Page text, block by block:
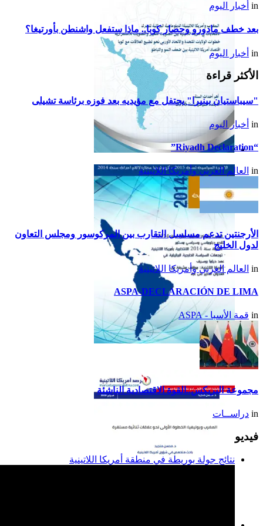
تقرير أمريكا اللاتينية لسنة
2015
تقرير أمريكا اللاتينية لسنة
2014
in أخبار اليوم
بعد خطف مادورو وحصار كوبا.. ماذا ستفعل واشنطن بأورتيغا؟
in أخبار اليوم
الأكثر قراءة
"سيباستيان بينيرا" يحتفل مع مؤيديه بعد فوزه برئاسة تشيلى
in أخبار اليوم
“Riyadh Declaration”
in العالم العربي وأمريكا اللاتينية
الأرجنتين تدعم مسلسل التقارب بين المركوسور ومجلس التعاون
لدول الخليج
in العالم العربي وأمريكا اللاتينية
ASPA-DECLARACIÓN DE LIMA
in قمة الأسبا - ASPA
مجموعة البريكس..القوة الاقتصادية الناشئة
in دراســات
فيديو
نتائج جولة بوريطة في منطقة أمريكا اللاتينية